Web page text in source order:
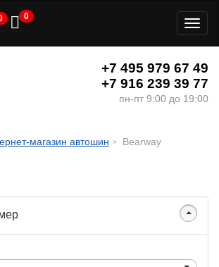
0
+7 495 979 67 49
+7 916 239 39 77
пн-пт 9:00 до 19:00
магазин автошин Bearway